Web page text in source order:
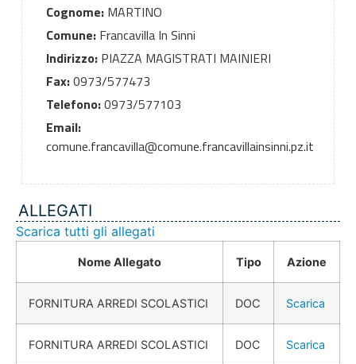
Cognome:MARTINO
Comune:Francavilla In Sinni
Indirizzo:PIAZZA MAGISTRATI MAINIERI
Fax:0973/577473
Telefono:0973/577103
Email:
comune.francavilla@comune.francavillainsinni.pz.it
ALLEGATI
Scarica tutti gli allegati
Nome Allegato Tipo Azione
FORNITURA ARREDI SCOLASTICI DOC Scarica
FORNITURA ARREDI SCOLASTICI DOC Scarica